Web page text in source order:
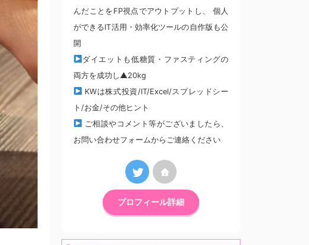
んだことをFP視点でアウトプットし、 個人
ができるIT活用・効率化ツールの自作版も公
開
ダイエットも低糖質・ファスティングの
両方を成功し▲20kg
KWは株式投資/IT/Excel/スプレッドシー
ト/お金/その他ヒント
ご相談やコメント等がございましたら、
お問い合わせフォームからご連絡ください
プロフィール詳細